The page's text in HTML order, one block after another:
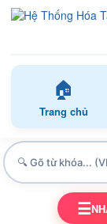
🏠
Trang chủ
☰